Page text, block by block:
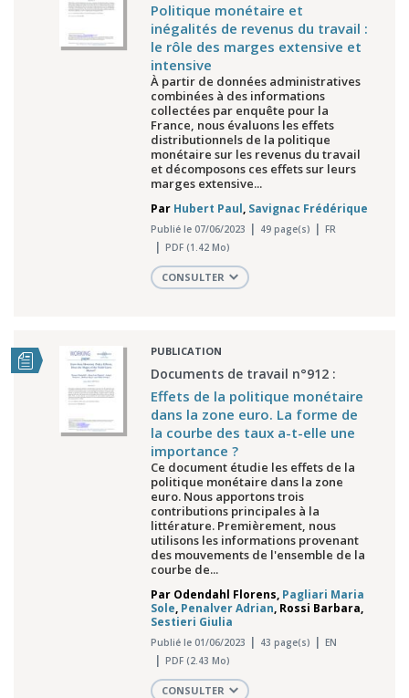
Politique monétaire et
inégalités de revenus du travail :
le rôle des marges extensive et
intensive
À partir de données administratives
combinées à des informations
collectées par enquête pour la
France, nous évaluons les effets
distributionnels de la politique
monétaire sur les revenus du travail
et décomposons ces effets sur leurs
marges extensive...
Par Hubert Paul, Savignac Frédérique
Publié le 07/06/2023 49 page(s)
FR
PDF (1.42 Mo)
CONSULTER
PUBLICATION
Documents de travail n°912 :
Effets de la politique monétaire
dans la zone euro. La forme de
la courbe des taux a-t-elle une
importance ?
Ce document étudie les effets de la
politique monétaire dans la zone
euro. Nous apportons trois
contributions principales à la
littérature. Premièrement, nous
utilisons les informations provenant
des mouvements de l'ensemble de la
courbe de...
Par Odendahl Florens, Pagliari Maria
Sole, Penalver Adrian, Rossi Barbara,
Sestieri Giulia
Publié le 01/06/2023 43 page(s)
EN
PDF (2.43 Mo)
CONSULTER